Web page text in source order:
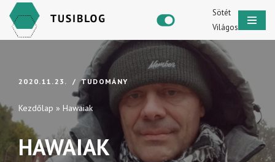
Skip
Sötét
Világos
2020.11.23. TUDOMÁNY
Kezdőlap » Hawaiak
HAWAIAK